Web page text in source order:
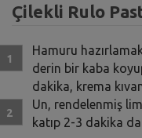
Çilekli Rulo
Hamuru
derin bir kaba
dakika, krema
Un, rendelenmiş
katıp 2-3 dakika